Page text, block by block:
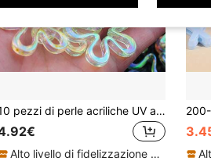
10 pezzi di perle acriliche UV a forma di grande crisantemo da 43 mm in colori misti, adatte per gioielli fatti a mano, accessori, accessori per capelli, scarpe, abbigliamento, penne con perline
Alto livello di fidelizzazione dei clienti